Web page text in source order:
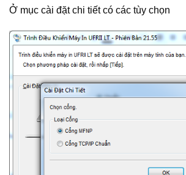
Ở mục cài đặt chi tiết có các tùy chọn